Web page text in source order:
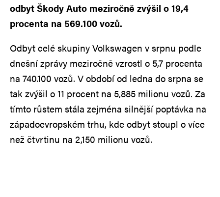
odbyt Škody Auto meziročně zvýšil o 19,4
procenta na 569.100 vozů.
Odbyt celé skupiny Volkswagen v srpnu podle
dnešní zprávy meziročně vzrostl o 5,7 procenta
na 740.100 vozů. V období od ledna do srpna se
tak zvýšil o 11 procent na 5,885 milionu vozů. Za
tímto růstem stála zejména silnější poptávka na
západoevropském trhu, kde odbyt stoupl o více
než čtvrtinu na 2,150 milionu vozů.